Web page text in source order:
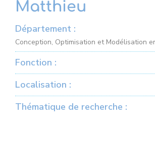
Matthieu
Département :
Conception, Optimisation et Modélisation
Fonction :
Localisation :
Thématique de recherche :